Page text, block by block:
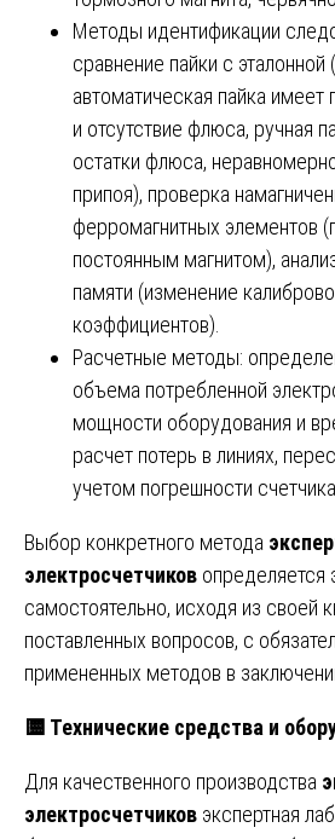
Методы идентификации
сравнение пайки с эталонной
автоматическая пайка имеет
и отсутствие флюса, ручная
остатки флюса,
припоя), проверка
ферромагнитных элементов
постоянным магнитом),
памяти (изменение
коэффициентов).
Расчетные методы:
объема потребленной
мощности оборудования и
расчет потерь в линиях,
учетом погрешности счетчика.
Выбор конкретного метода
электросчетчиков определяется
самостоятельно, исходя из своей
поставленных вопросов, с
примененных методов в
🟨 Технические средства и
Для качественного производства
электросчетчиков экспертная